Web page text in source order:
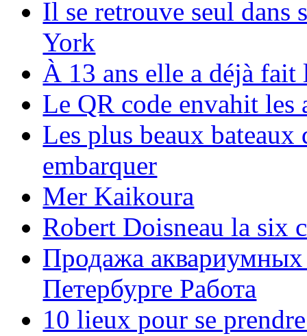
Il se retrouve seul dans
York
À 13 ans elle a déjà
Le QR code envahit les
Les plus beaux bateaux
embarquer
Mer Kaikoura
Robert Doisneau la six
Продажа аквариумных
Петербурге Работа
10 lieux pour se